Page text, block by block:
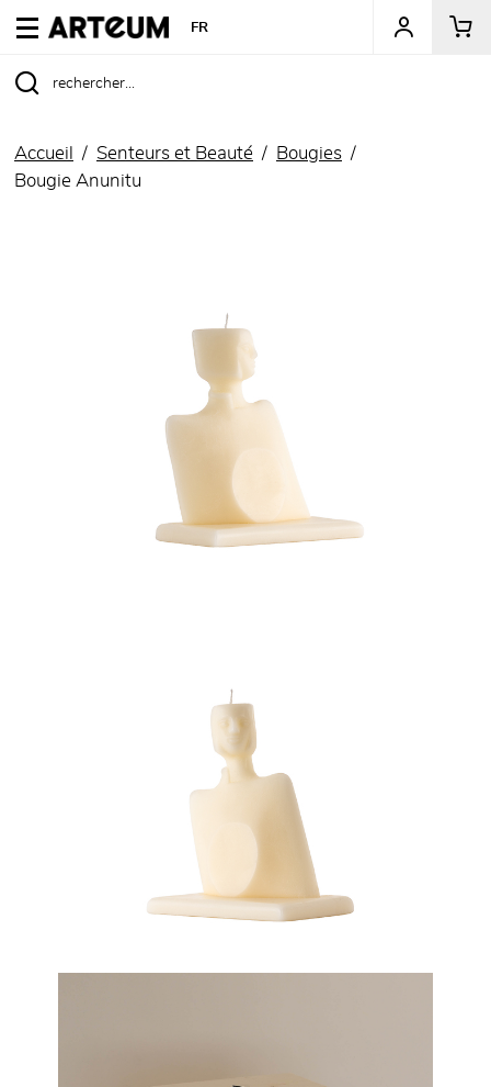
ARTEUM, la référence des boutiques de musées
FR
Accueil Senteurs et Beauté
Bougies
Bougie Anunitu